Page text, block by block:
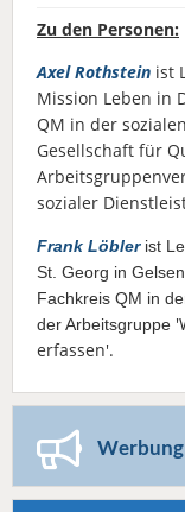
Zu den Personen:
Axel Rothstein ist
Mission Leben in
QM in der
Gesellschaft für
sozialer
Frank Löblerist
St. Georg in
Fachkreis QM in
der Arbeitsgruppe
erfassen'.